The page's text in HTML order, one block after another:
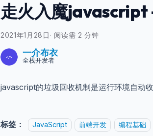
走火入魔javascript
2021年1月28日 · 阅读需 2 分钟
一介布衣
全栈开发者
javascript的垃圾回收机制是运行环境自动
标签： JavaScript 前端开发 编程基础